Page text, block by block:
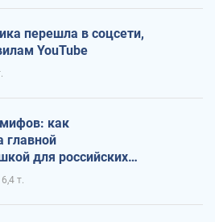
перешла в соцсети,
YouTube
как
главной
для российских
6,4 т.